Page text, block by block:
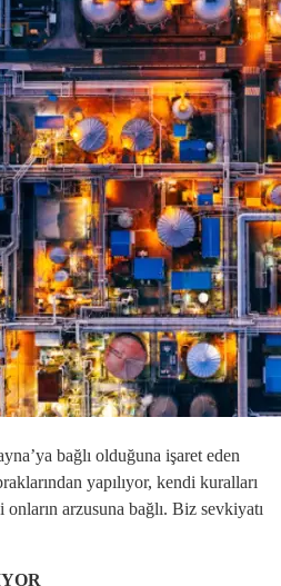
bağlı olduğuna işaret eden
yapılıyor, kendi kuralları
arzusuna bağlı. Biz sevkiyatı